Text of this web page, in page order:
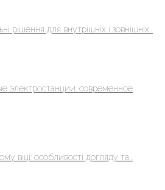
рішення для внутрішніх і зовнішніх...
электростанции: современное
віці: особливості догляду та...